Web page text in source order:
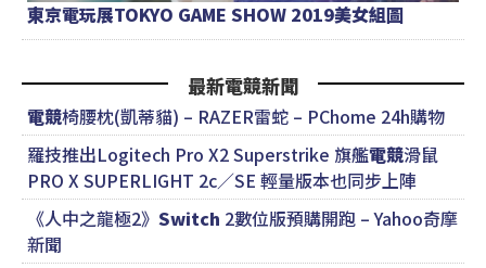
東京電玩展TOKYO GAME SHOW 2019美女組圖
最新電競新聞
電競椅腰枕(凱蒂貓) – RAZER雷蛇 – PChome 24h購物
羅技推出Logitech Pro X2 Superstrike 旗艦電競滑鼠
PRO X SUPERLIGHT 2c／SE 輕量版本也同步上陣
《人中之龍極2》 Switch 2數位版預購開跑 – Yahoo奇摩
新聞